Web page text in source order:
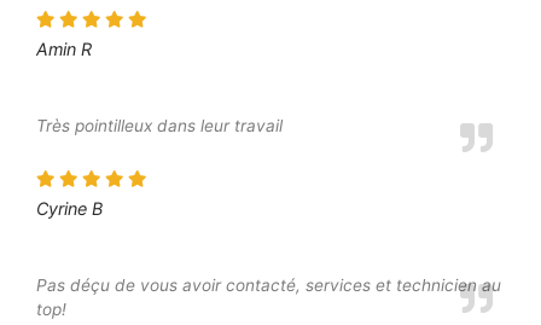
Amin R
Très pointilleux dans leur travail
Cyrine B
Pas déçu de vous avoir contacté, services et technicien au
top!